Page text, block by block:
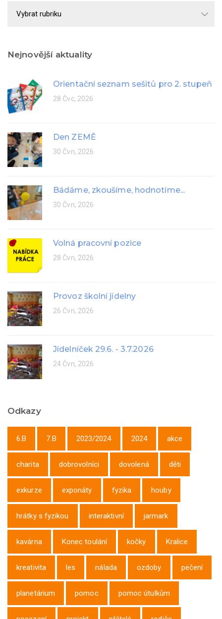
rok
Nejnovější aktuality
Orientační seznam sešitů pro 2. stupeň
28 Čvc, 2026
Den ZEMĚ
30 Čvn, 2026
Bádáme, zkoušíme, hodnotíme...
30 Čvn, 2026
Volná pracovní pozice
28 Čvn, 2026
Provoz školní jídelny
26 Čvn, 2026
Jídelníček 29.6. - 3.7.2026
24 Čvn, 2026
Odkazy
6.B 7.B 2023/2024 2024 akce
charita dobrovolníci dovolená děti
exkurze exponáty fyzika houby
hrátky s fyzikou interaktivní jarmark
kavárna Konec toulání kočky Kralice
kreativita les nálada ozdoby pečení
planetárium pomoc pomoc útulkům